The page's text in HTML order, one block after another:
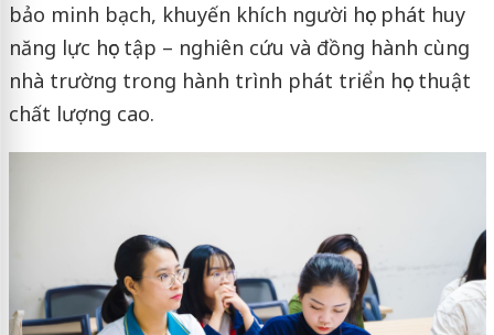
bảo minh bạch, khuyến khích người học phát huy
năng lực học tập – nghiên cứu và đồng hành cùng
nhà trường trong hành trình phát triển học thuật
chất lượng cao.